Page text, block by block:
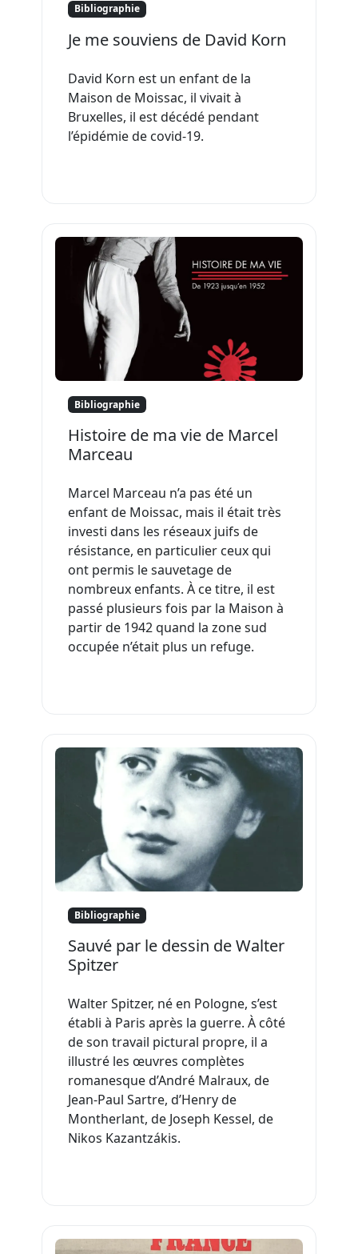
Bibliographie
Je me souviens de David Korn
David Korn est un enfant de la
Maison de Moissac, il vivait à
Bruxelles, il est décédé pendant
l’épidémie de covid-19.
Bibliographie
Histoire de ma vie de Marcel
Marceau
Marcel Marceau n’a pas été un
enfant de Moissac, mais il était très
investi dans les réseaux juifs de
résistance, en particulier ceux qui
ont permis le sauvetage de
nombreux enfants. À ce titre, il est
passé plusieurs fois par la Maison à
partir de 1942 quand la zone sud
occupée n’était plus un refuge.
Bibliographie
Sauvé par le dessin de Walter
Spitzer
Walter Spitzer, né en Pologne, s’est
établi à Paris après la guerre. À côté
de son travail pictural propre, il a
illustré les œuvres complètes
romanesque d’André Malraux, de
Jean-Paul Sartre, d’Henry de
Montherlant, de Joseph Kessel, de
Nikos Kazantzákis.